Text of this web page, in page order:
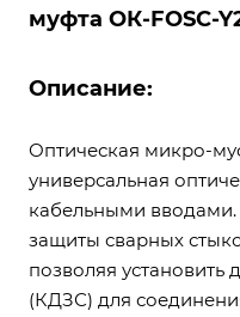
муфта ОК-FOSC-
Описание:
Оптическая микро-
универсальная
кабельными
защиты сварных
позволяя установить
(КДЗС) для